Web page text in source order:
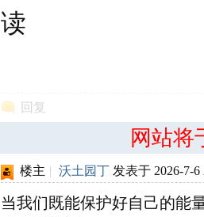
读
回复
网站将
楼主 | 沃土园丁 发表于 2026-7-6
当我们既能保护好自己的能